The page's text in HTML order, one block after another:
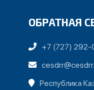
ОБРАТНАЯ
+7 (727)
Республика